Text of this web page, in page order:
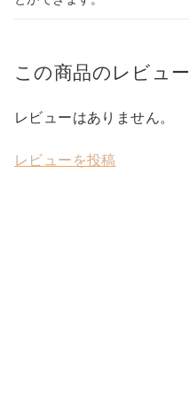
この商品のレビュー
レビューはありません。
レビューを投稿